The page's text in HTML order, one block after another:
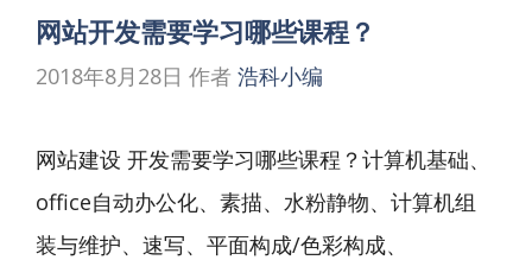
网站开发需要学习哪些课程？
2018年8月28日 作者 浩科小编
网站建设 开发需要学习哪些课程？计算机基础、
office自动办公化、素描、水粉静物、计算机组
装与维护、速写、平面构成/色彩构成、